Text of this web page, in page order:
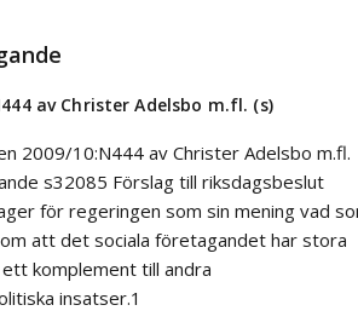
av Christer Adelsbo m.fl. (s)
2009/10:N444 av Christer Adelsbo m.fl.
s32085 Förslag till riksdagsbeslut
för regeringen som sin mening vad
att det sociala företagandet har stora
komplement till andra
insatser.1